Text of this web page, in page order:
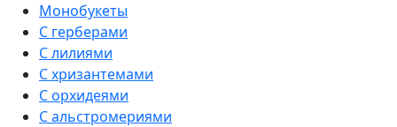
Монобукеты
С герберами
С лилиями
С хризантемами
С орхидеями
С альстромериями